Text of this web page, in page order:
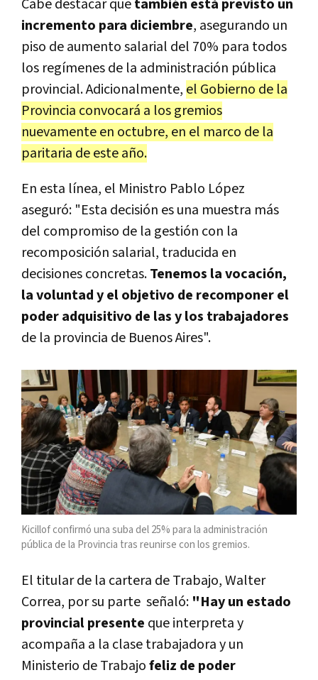
Cabe destacar quetambién está previsto un
incremento para diciembre, asegurando un
piso de aumento salarial del 70% para todos
los regímenes de la administración pública
provincial. Adicionalmente, el Gobierno de la
Provincia convocará a los gremios
nuevamente en octubre, en el marco de la
paritaria de este año.
En esta línea, el Ministro Pablo López
aseguró: "Esta decisión es una muestra más
del compromiso de la gestión con la
recomposición salarial, traducida en
decisiones concretas.Tenemos la vocación,
la voluntad y el objetivo de recomponer el
poder adquisitivo de las y los trabajadores
de la provincia de Buenos Aires".
Kicillof confirmó una suba del 25% para la administración
pública de la Provincia tras reunirse con los gremios.
El titular de la cartera de Trabajo, Walter
Correa, por su parte señaló: "Hay un estado
provincial presente que interpreta y
acompaña a la clase trabajadora y un
Ministerio de Trabajofeliz de poder